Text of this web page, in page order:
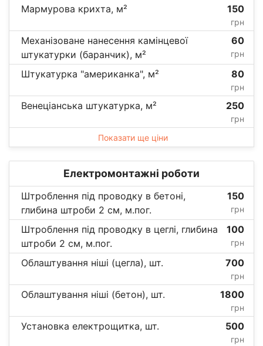
Мармурова крихта, м² 150
грн
Механізоване нанесення камінцевої
штукатурки (баранчик), м²
60
грн
Штукатурка "американка", м² 80
грн
Венеціанська штукатурка, м² 250
грн
Показати ще ціни
Електромонтажні роботи
Штроблення під проводку в бетоні,
глибина штроби 2 см, м.пог.
150
грн
Штроблення під проводку в цеглі, глибина
штроби 2 см, м.пог.
100
грн
Облаштування ніші (цегла), шт. 700
грн
Облаштування ніші (бетон), шт. 1800
грн
Установка електрощитка, шт. 500
грн